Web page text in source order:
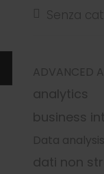
Senza
ADVANCED
analytics
business
Data analysis
dati non